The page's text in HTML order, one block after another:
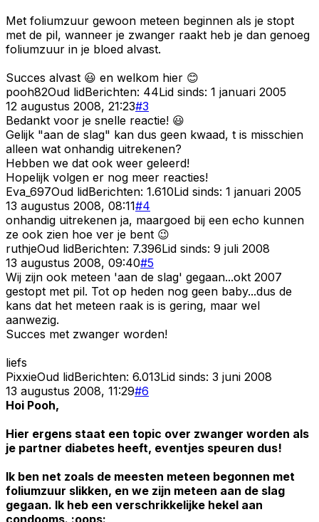
Met foliumzuur gewoon meteen beginnen als je stopt
met de pil, wanneer je zwanger raakt heb je dan genoeg
foliumzuur in je bloed alvast.
Succes alvast 😃 en welkom hier 😊
pooh82Oud lidBerichten: 44Lid sinds: 1 januari 2005
12 augustus 2008, 21:23#3
Bedankt voor je snelle reactie! 😃
Gelijk "aan de slag" kan dus geen kwaad, t is misschien
alleen wat onhandig uitrekenen?
Hebben we dat ook weer geleerd!
Hopelijk volgen er nog meer reacties!
Eva_697Oud lidBerichten: 1.610Lid sinds: 1 januari 2005
13 augustus 2008, 08:11#4
onhandig uitrekenen ja, maargoed bij een echo kunnen
ze ook zien hoe ver je bent 😉
ruthjeOud lidBerichten: 7.396Lid sinds: 9 juli 2008
13 augustus 2008, 09:40#5
Wij zijn ook meteen 'aan de slag' gegaan...okt 2007
gestopt met pil. Tot op heden nog geen baby...dus de
kans dat het meteen raak is is gering, maar wel
aanwezig.
Succes met zwanger worden!
liefs
PixxieOud lidBerichten: 6.013Lid sinds: 3 juni 2008
13 augustus 2008, 11:29#6
Hoi Pooh,
Hier ergens staat een topic over zwanger worden als
je partner diabetes heeft, eventjes speuren dus!
Ik ben net zoals de meesten meteen begonnen met
foliumzuur slikken, en we zijn meteen aan de slag
gegaan. Ik heb een verschrikkelijke hekel aan
condooms. :oops: